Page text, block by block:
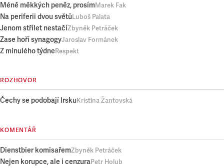
Méně měkkých peněz, prosímMarek Fak
Na periferii dvou světůLuboš Palata
Jenom střílet nestačíZbyněk Petráček
Zase hoří synagogyJaroslav Formánek
Z minulého týdneRespekt
ROZHOVOR
Čechy se podobají IrskuKristina Žantovská
KOMENTÁŘ
Dienstbier komisařemZbyněk Petráček
Nejen korupce, ale i cenzuraPetr Holub